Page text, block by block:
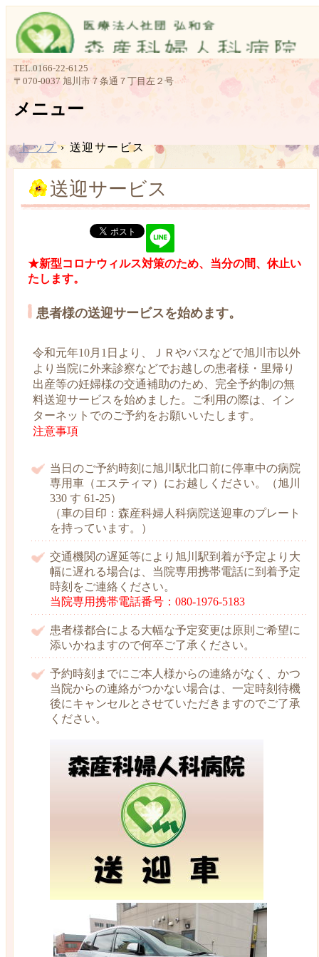
TEL.0166-22-6125
〒070-0037 旭川市７条通７丁目左２号
メニュー
ン
テ
ン
へ
トップ › 送迎サービス
送迎サービス
★新型コロナウィルス対策のため、当分の間、休止い
たします。
患者様の送迎サービスを始めます。
令和元年10月1日より、ＪＲやバスなどで旭川市以外
より当院に外来診察などでお越しの患者様・里帰り
出産等の妊婦様の交通補助のため、完全予約制の無
料送迎サービスを始めました。ご利用の際は、イン
ターネットでのご予約をお願いいたします。
注意事項
当日のご予約時刻に旭川駅北口前に停車中の病院
専用車（エスティマ）にお越しください。（旭川
330 す 61-25）
（車の目印：森産科婦人科病院送迎車のプレート
を持っています。）
交通機関の遅延等により旭川駅到着が予定より大
幅に遅れる場合は、当院専用携帯電話に到着予定
時刻をご連絡ください。
当院専用携帯電話番号：080-1976-5183
患者様都合による大幅な予定変更は原則ご希望に
添いかねますので何卒ご了承ください。
予約時刻までにご本人様からの連絡がなく、かつ
当院からの連絡がつかない場合は、一定時刻待機
後にキャンセルとさせていただきますのでご了承
ください。